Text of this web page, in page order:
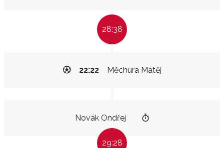
28:38
Měchura Matěj
22:22
Novák Ondřej
29:28